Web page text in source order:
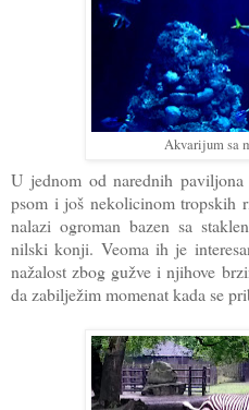
Akvarijum sa
U jednom od narednih
psom i još nekolicinom tropskih
nalazi ogroman bazen sa
nilski konji. Veoma ih je
nažalost zbog gužve i njihove
da zabilježim momenat kada se